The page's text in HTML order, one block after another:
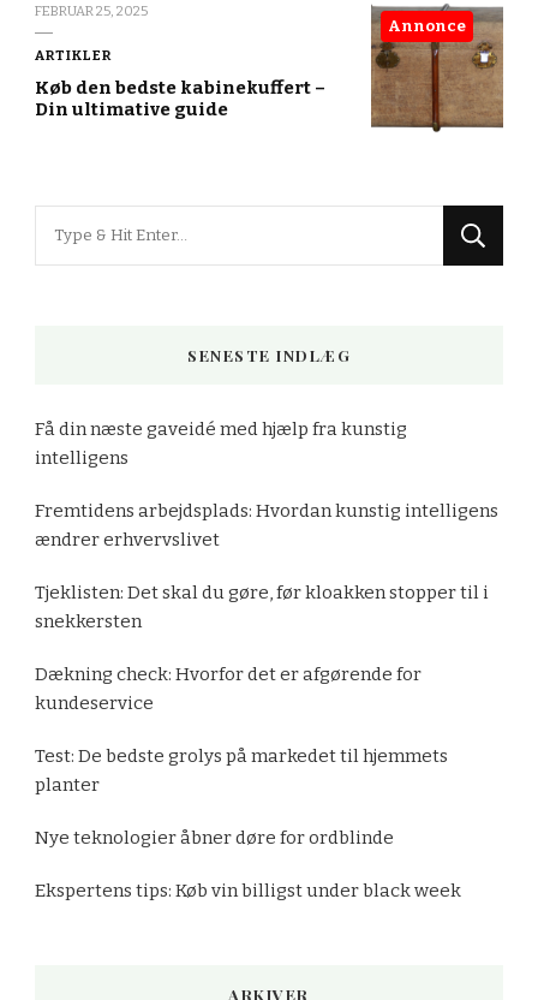
FEBRUAR 25, 2025
ARTIKLER
Køb den bedste kabinekuffert –
Din ultimative guide
Annonce
SENESTE INDLÆG
Få din næste gaveidé med hjælp fra kunstig
intelligens
Fremtidens arbejdsplads: Hvordan kunstig intelligens
ændrer erhvervslivet
Tjeklisten: Det skal du gøre, før kloakken stopper til i
snekkersten
Dækning check: Hvorfor det er afgørende for
kundeservice
Test: De bedste grolys på markedet til hjemmets
planter
Nye teknologier åbner døre for ordblinde
Ekspertens tips: Køb vin billigst under black week
ARKIVER